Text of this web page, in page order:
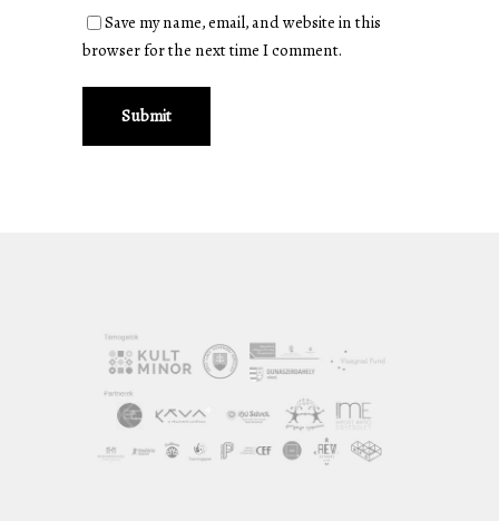
Save my name, email, and website in this
browser for the next time I comment.
Submit